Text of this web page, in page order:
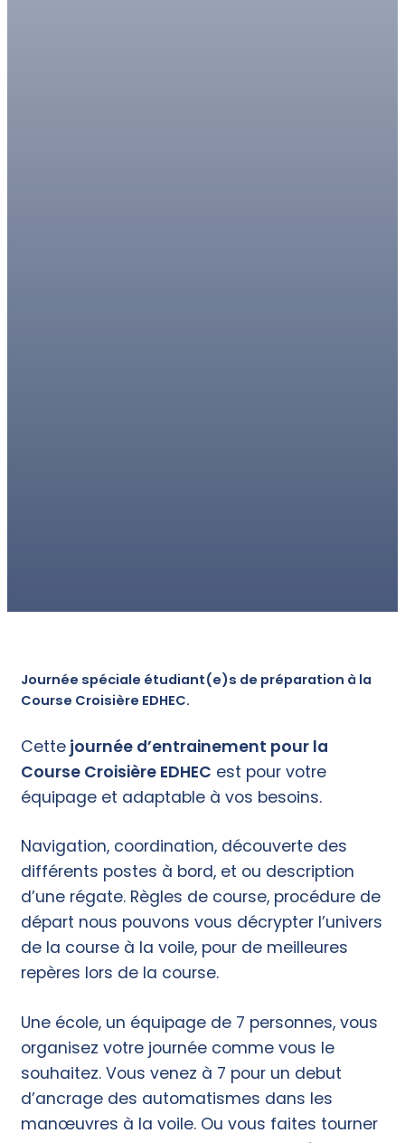
Journée spéciale étudiant(e)s de préparation à la
Course Croisière EDHEC.
Cette journée d’entrainement pour la
Course Croisière EDHEC est pour votre
équipage et adaptable à vos besoins.
Navigation, coordination, découverte des
différents postes à bord, et ou description
d’une régate. Règles de course, procédure de
départ nous pouvons vous décrypter l’univers
de la course à la voile, pour de meilleures
repères lors de la course.
Une école, un équipage de 7 personnes, vous
organisez votre journée comme vous le
souhaitez. Vous venez à 7 pour un debut
d’ancrage des automatismes dans les
manœuvres à la voile. Ou vous faites tourner